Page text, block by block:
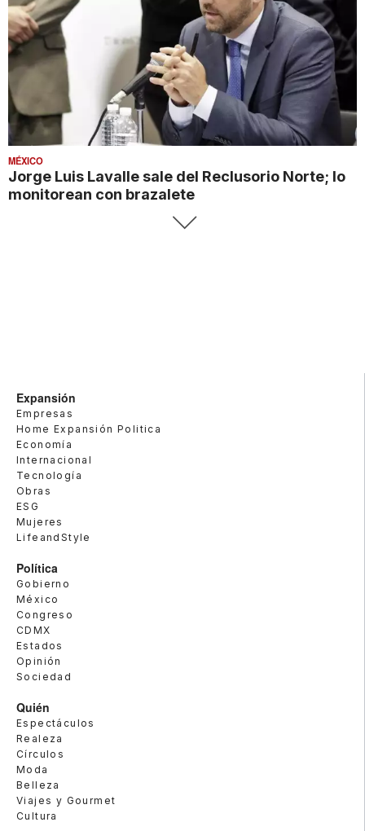
MÉXICO
Jorge Luis Lavalle sale del Reclusorio Norte; lo
monitorean con brazalete
Expansión
Empresas
Home Expansión Politica
Economía
Internacional
Tecnología
Obras
ESG
Mujeres
LifeandStyle
Política
Gobierno
México
Congreso
CDMX
Estados
Opinión
Sociedad
Quién
Espectáculos
Realeza
Círculos
Moda
Belleza
Viajes y Gourmet
Cultura